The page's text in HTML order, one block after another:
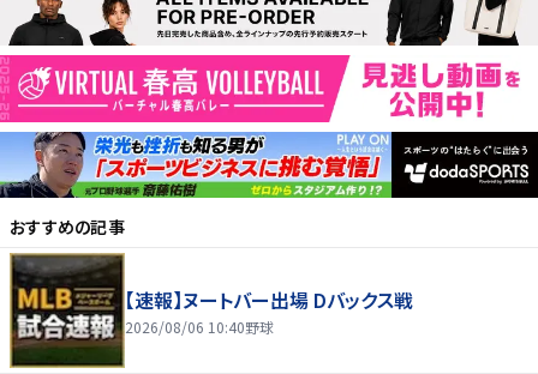
おすすめの記事
【速報】ヌートバー出場 Dバックス戦
2026/08/06 10:40野球